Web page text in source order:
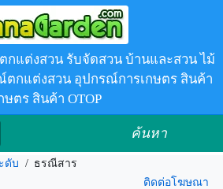
กแต่งสวน รับจัดสวน บ้านและสวน ไม้
กแต่งสวน อุปกรณ์การเกษตร สินค้า
ษตร สินค้า OTOP
ค้นหา
ดับ / ธรณีสาร
ติดต่อโฆษณา